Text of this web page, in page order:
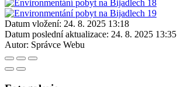
Datum vložení: 24. 8. 2025 13:18
Datum poslední aktualizace: 24. 8. 2025 13:35
Autor: Správce Webu